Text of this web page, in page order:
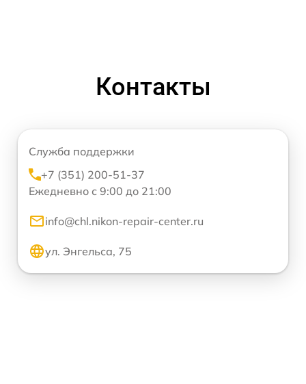
Контакты
Служба поддержки
+7 (351) 200-51-37
Ежедневно с 9:00 до 21:00
info@chl.nikon-repair-center.ru
ул. Энгельса, 75